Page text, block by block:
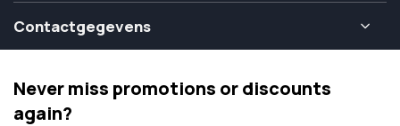
Contactgegevens
Never miss promotions or discounts
again?